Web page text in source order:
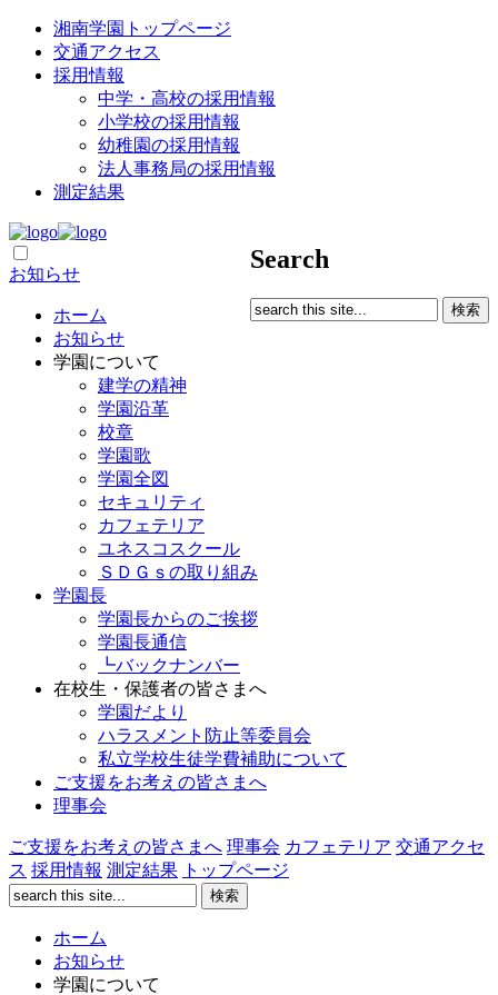
湘南学園トップページ
交通アクセス
採用情報
中学・高校の採用情報
小学校の採用情報
幼稚園の採用情報
法人事務局の採用情報
測定結果
Search
お知らせ
ホーム
お知らせ
学園について
建学の精神
学園沿革
校章
学園歌
学園全図
セキュリティ
カフェテリア
ユネスコスクール
ＳＤＧｓの取り組み
学園長
学園長からのご挨拶
学園長通信
┗バックナンバー
在校生・保護者の皆さまへ
学園だより
ハラスメント防止等委員会
私立学校生徒学費補助について
ご支援をお考えの皆さまへ
理事会
ご支援をお考えの皆さまへ 理事会 カフェテリア 交通アクセ
ス 採用情報 測定結果 トップページ
ホーム
お知らせ
学園について